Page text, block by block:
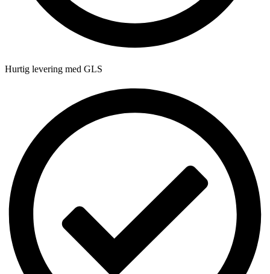
Hurtig levering med GLS